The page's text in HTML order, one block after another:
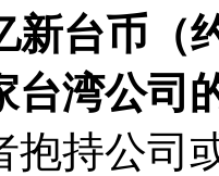
新台币（
台湾公司
抱持公司